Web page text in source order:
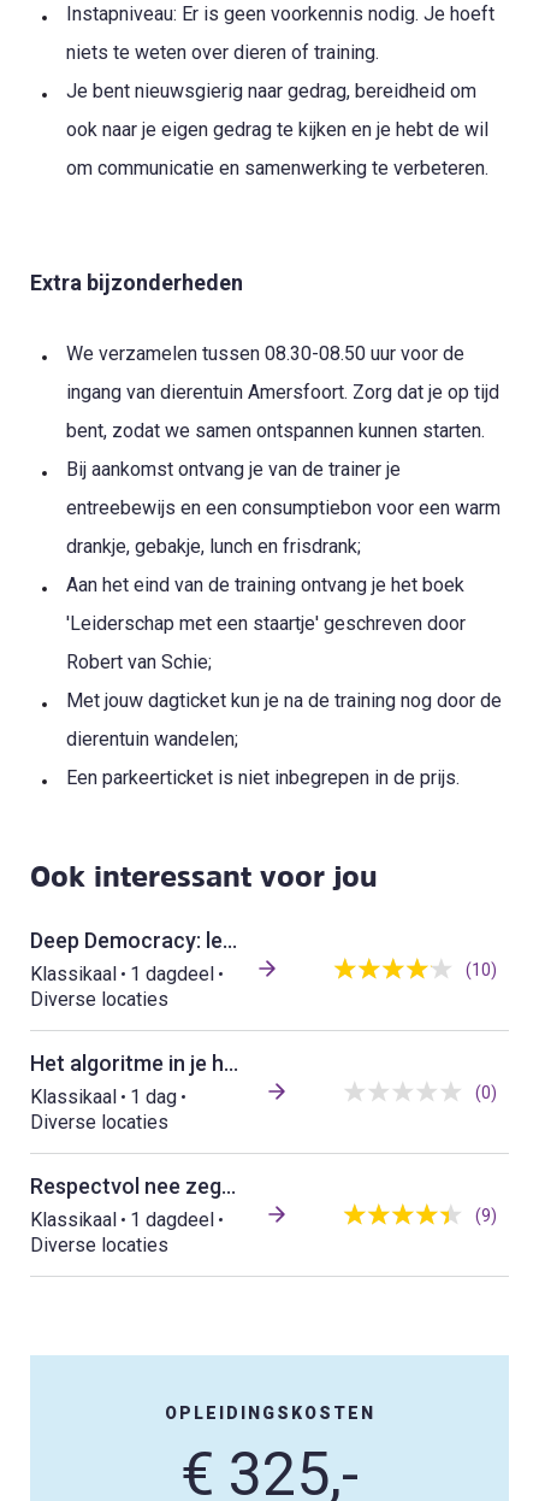
Instapniveau: Er is geen voorkennis nodig. Je hoeft
niets te weten over dieren of training.
Je bent nieuwsgierig naar gedrag, bereidheid om
ook naar je eigen gedrag te kijken en je hebt de wil
om communicatie en samenwerking te verbeteren.
Extra bijzonderheden
We verzamelen tussen 08.30-08.50 uur voor de
ingang van dierentuin Amersfoort. Zorg dat je op tijd
bent, zodat we samen ontspannen kunnen starten.
Bij aankomst ontvang je van de trainer je
entreebewijs en een consumptiebon voor een warm
drankje, gebakje, lunch en frisdrank;
Aan het eind van de training ontvang je het boek
'Leiderschap met een staartje' geschreven door
Robert van Schie;
Met jouw dagticket kun je na de training nog door de
dierentuin wandelen;
Een parkeerticket is niet inbegrepen in de prijs.
Ook interessant voor jou
Deep Democracy: leer luisteren naar afwijkende perspectieven
Klassikaal
1 dagdeel
Diverse locaties
(10)
Het algoritme in je hoofd
Klassikaal
1 dag
Diverse locaties
(0)
Respectvol nee zeggen: grenzen aangeven zonder schuldgevoel
Klassikaal
1 dagdeel
Diverse locaties
(9)
OPLEIDINGSKOSTEN
€ 325,-